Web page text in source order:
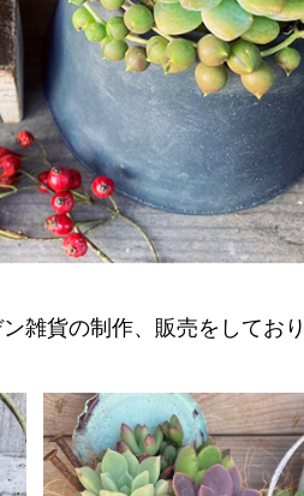
雑貨の制作、販売をしてお